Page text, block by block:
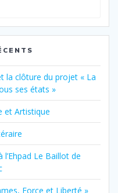
la clôture du projet « La
ses états »
et Artistique
Le Baillot de
Force et Liberté »